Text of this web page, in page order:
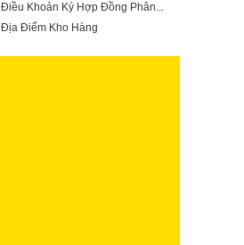
Điều Khoản Ký Hợp Đồng Phân...
Địa Điểm Kho Hàng